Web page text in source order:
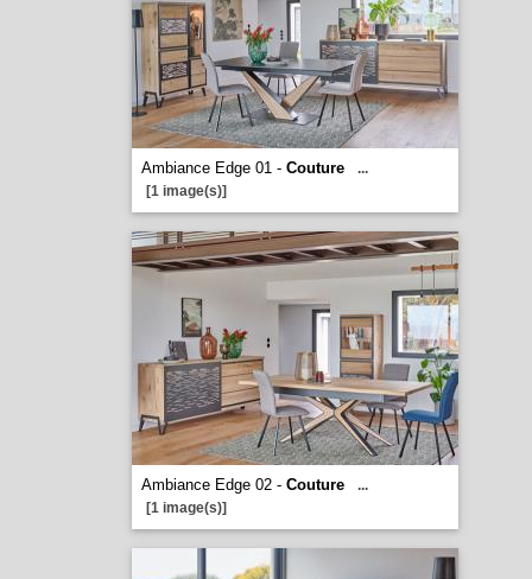
Ambiance Edge 01 - Couture
...
[1 image(s)]
Ambiance Edge 02 - Couture
...
[1 image(s)]